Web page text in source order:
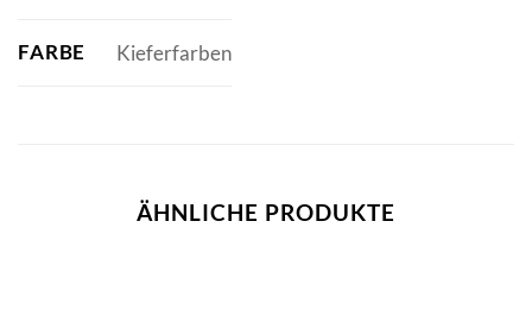
FARBE Kieferfarben
ÄHNLICHE PRODUKTE